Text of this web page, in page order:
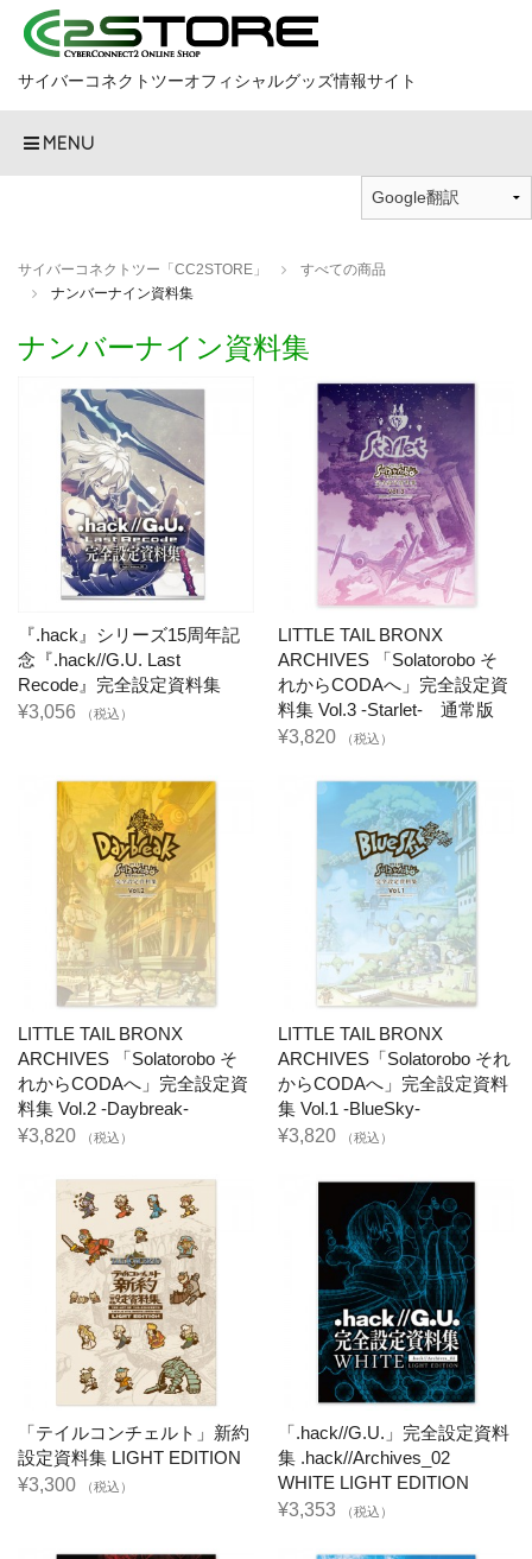
サイバーコネクトツーオフィシャルグッズ情報サイト
MENU
サイバーコネクトツー「CC2STORE」
すべての商品
ナンバーナイン資料集
ナンバーナイン資料集
『.hack』シリーズ15周年記
念『.hack//G.U. Last
Recode』完全設定資料集
¥3,056
（税込）
LITTLE TAIL BRONX
ARCHIVES 「Solatorobo そ
れからCODAへ」完全設定資
料集 Vol.3 -Starlet- 通常版
¥3,820
（税込）
LITTLE TAIL BRONX
ARCHIVES 「Solatorobo そ
れからCODAへ」完全設定資
料集 Vol.2 -Daybreak-
¥3,820
（税込）
LITTLE TAIL BRONX
ARCHIVES「Solatorobo それ
からCODAへ」完全設定資料
集 Vol.1 -BlueSky-
¥3,820
（税込）
「テイルコンチェルト」新約
設定資料集 LIGHT EDITION
¥3,300
（税込）
「.hack//G.U.」完全設定資料
集 .hack//Archives_02
WHITE LIGHT EDITION
¥3,353
（税込）